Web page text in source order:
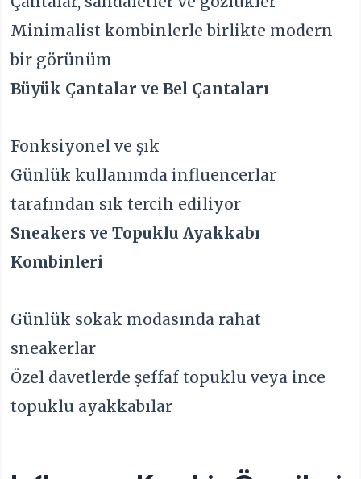
Minimalist kombinlerle birlikte modern
bir görünüm
Büyük Çantalar ve Bel Çantaları
Fonksiyonel ve şık
Günlük kullanımda influencerlar
tarafından sık tercih ediliyor
Sneakers ve Topuklu Ayakkabı
Kombinleri
Günlük sokak modasında rahat
sneakerlar
Özel davetlerde şeffaf topuklu veya ince
topuklu ayakkabılar